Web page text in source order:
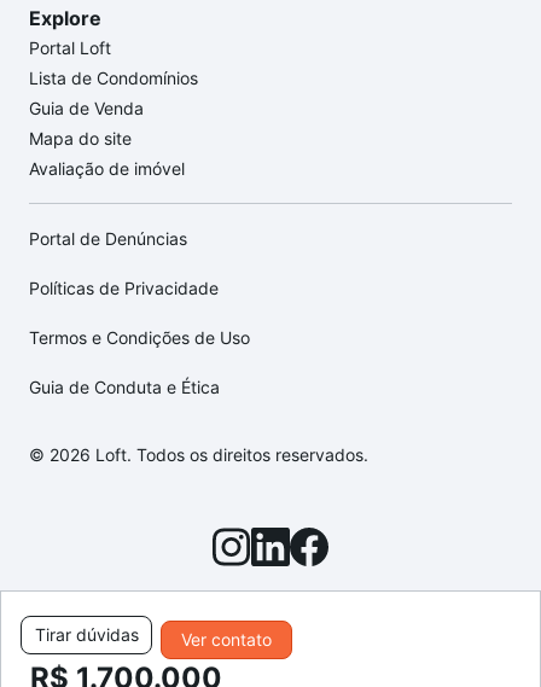
Ver contato
Tirar dúvidas
R$ 1.700.000
Explore
Portal Loft
Lista de Condomínios
Guia de Venda
Mapa do site
Avaliação de imóvel
Portal de Denúncias
Políticas de Privacidade
Termos e Condições de Uso
Guia de Conduta e Ética
© 2026 Loft. Todos os direitos reservados.